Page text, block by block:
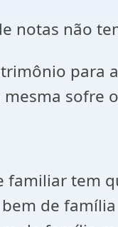
notas não
para a
sofre
tem
de